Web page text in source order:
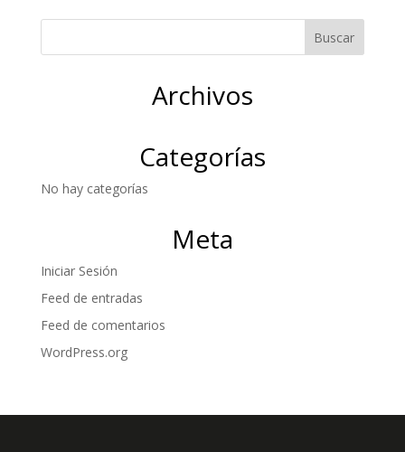
Archivos
Categorías
No hay categorías
Meta
Iniciar Sesión
Feed de entradas
Feed de comentarios
WordPress.org